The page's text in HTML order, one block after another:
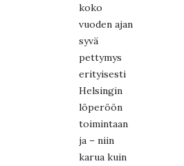
koko
vuoden ajan
syvä
pettymys
erityisesti
Helsingin
löperöön
toimintaan
ja – niin
karua kuin